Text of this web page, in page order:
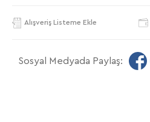
Alışveriş Listeme Ekle
Sosyal Medyada Paylaş: